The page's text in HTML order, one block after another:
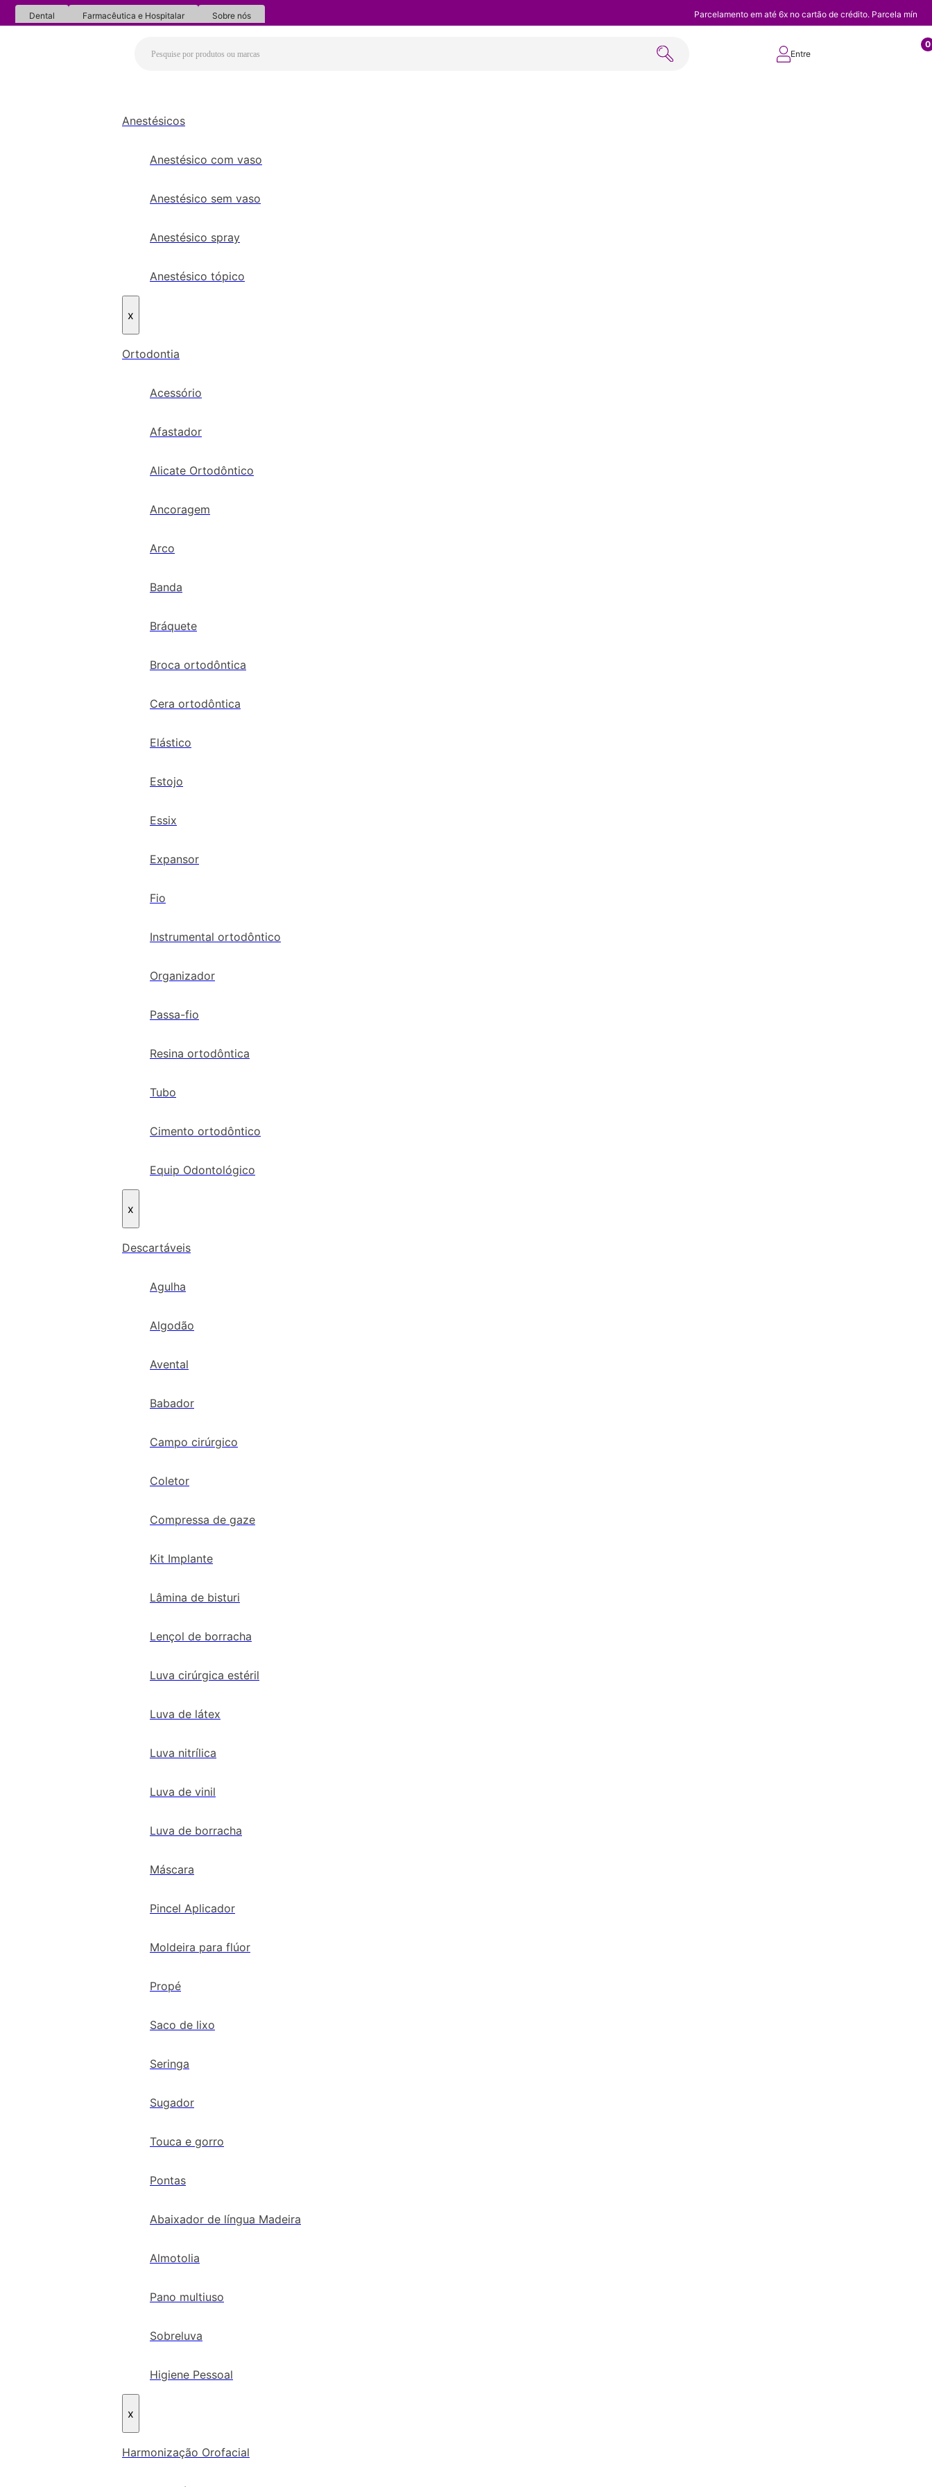
Dental Farmacêutica e Hospitalar Sobre nós Parcelamento em até 6x no cartão de crédito. Parcela
Entre
0
Anestésicos
Anestésico com vaso
Anestésico sem vaso
Anestésico spray
Anestésico tópico
x
Ortodontia
Acessório
Afastador
Alicate Ortodôntico
Ancoragem
Arco
Banda
Bráquete
Broca ortodôntica
Cera ortodôntica
Elástico
Estojo
Essix
Expansor
Fio
Instrumental ortodôntico
Organizador
Passa-fio
Resina ortodôntica
Tubo
Cimento ortodôntico
Equip Odontológico
x
Descartáveis
Agulha
Algodão
Avental
Babador
Campo cirúrgico
Coletor
Compressa de gaze
Kit Implante
Lâmina de bisturi
Lençol de borracha
Luva cirúrgica estéril
Luva de látex
Luva nitrílica
Luva de vinil
Luva de borracha
Máscara
Pincel Aplicador
Moldeira para flúor
Propé
Saco de lixo
Seringa
Sugador
Touca e gorro
Pontas
Abaixador de língua Madeira
Almotolia
Pano multiuso
Sobreluva
Higiene Pessoal
x
Harmonização Orofacial